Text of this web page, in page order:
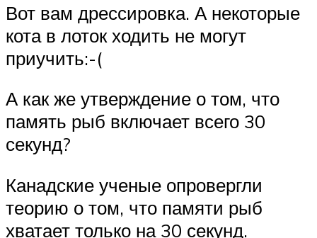
Вот вам дрессировка. А некоторые
кота в лоток ходить не могут
приучить:-(
А как же утверждение о том, что
память рыб включает всего 30
секунд?
Канадские ученые опровергли
теорию о том, что памяти рыб
хватает только на 30 секунд.